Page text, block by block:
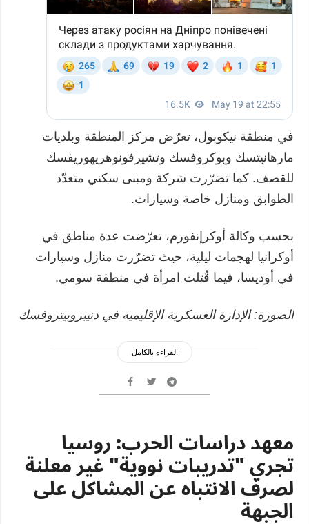
في منطقة نيكوبول، تعرّض مركز المنطقة وبلديات
مارهانيتسك وبوكروفسك وتشيرفونوهريهوريفسك
للقصف. كما تضرّرت شركة ومبنى سكني متعدّد
الطوابق ومنازل خاصة وسيارات.
بحسب وكالة أوكرإنفورم، تعرّضت عدة مناطق في
أوكرانيا لهجمات ليلية، حيث تضرّرت منازل وسيارات
في أوديسا، فيما قُتلت امرأة في منطقة سومي.
الصورة: الإدارة العسكرية الإقليمية في دنيبروبيتروفسك
القراءة بالكامل
معهد دراسات الحرب: روسيا
تجري "تدريبات نووية" غير معلنة
لصرف الانتباه عن المشاكل على
الجبهة